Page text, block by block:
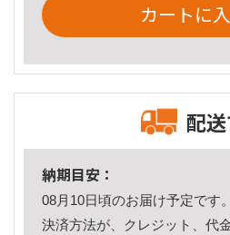
カートに
配
納期目安：
08月10日頃のお届け予定です。
決済方法が、クレジット、代